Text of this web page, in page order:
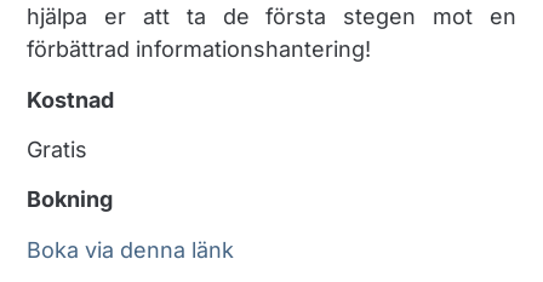
hjälpa er att ta de första stegen mot en
förbättrad informationshantering!
Kostnad
Gratis
Bokning
Boka via denna länk